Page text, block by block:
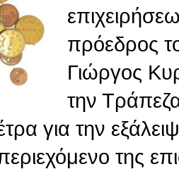
πρόεδρος
Γιώργος
την
για την
της